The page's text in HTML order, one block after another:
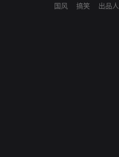
国风
搞笑
出品人